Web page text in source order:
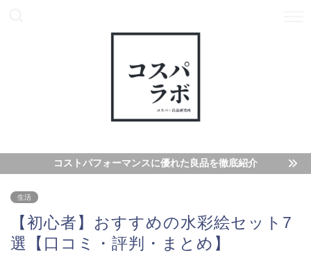
コストパフォーマンスに優れた良品を徹底紹介
生活
【初心者】おすすめの水彩絵セット7
選【口コミ・評判・まとめ】